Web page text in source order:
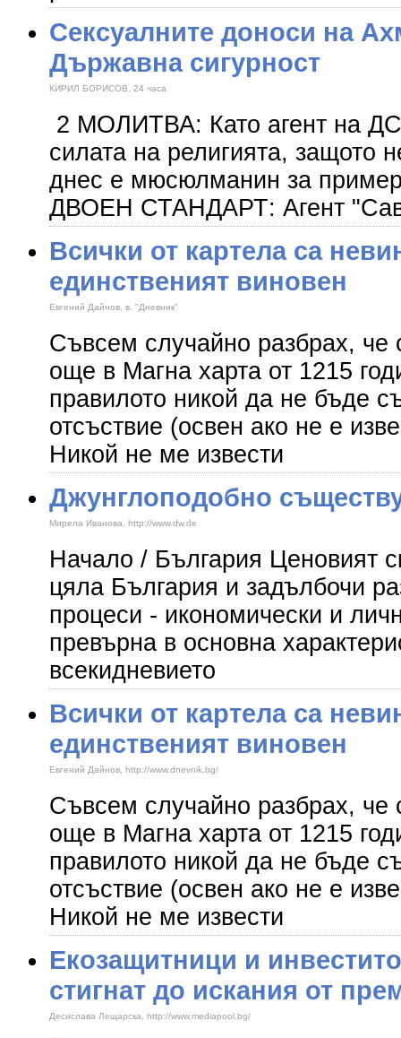
Сексуалните доноси на
Държавна сигурност
КИРИЛ БОРИСОВ, 24 часа
2 МОЛИТВА: Като агент на
силата на религията, защото
днес е мюсюлманин за
ДВОЕН СТАНДАРТ: Агент
Всички от картела са
единственият виновен
Евгений Дайнов, в. "Дневник"
Съвсем случайно разбрах,
още в Магна харта от 1215
правилото никой да не бъде
отсъствие (освен ако не е
Никой не ме извести
Джунглоподобно
Мирела Иванова, http://www.dw.de
Начало / България Ценовият
цяла България и задълбочи
процеси - икономически и
превърна в основна
всекидневието
Всички от картела са
единственият виновен
Евгений Дайнов, http://www.dnevnik.bg/
Съвсем случайно разбрах,
още в Магна харта от 1215
правилото никой да не бъде
отсъствие (освен ако не е
Никой не ме извести
Екозащитници и
стигнат до искания от
Десислава Лещарска, http://www.mediapool.bg/